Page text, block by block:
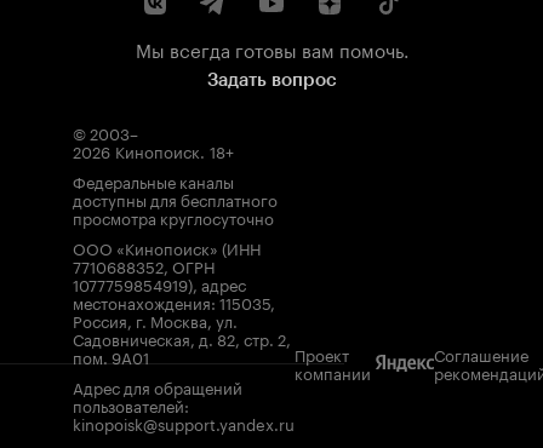
Мы всегда готовы вам помочь.
Задать вопрос
© 2003–
2026 Кинопоиск. 18+
Федеральные каналы
доступны для бесплатного
просмотра круглосуточно
ООО «Кинопоиск» (ИНН
7710688352, ОГРН
1077759854919), адрес
местонахождения: 115035,
Россия, г. Москва, ул.
Садовническая, д. 82, стр. 2,
пом. 9А01
Адрес для обращений
пользователей:
kinopoisk@support.yandex.ru
Проект
компании
Соглашение